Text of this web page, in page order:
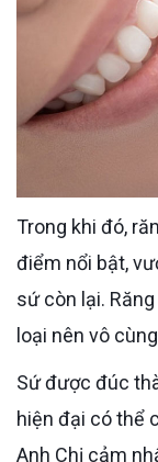
Trong khi đó, răng toàn sứ là dòng răng có nhiều ưu
điểm nổi bật,
sứ còn lại.
loại nên vô
Sứ được đúc thành khối thống nhất trên dây chuyền
hiện đại có thể
Anh Chị cảm